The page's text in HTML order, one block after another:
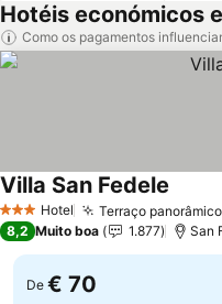
Hotéis económicos
Como os pagamentos
3 EstrelasHotel Terraço
Villa San Fedele
8,2 Muito boa 1.877 San
De € 70